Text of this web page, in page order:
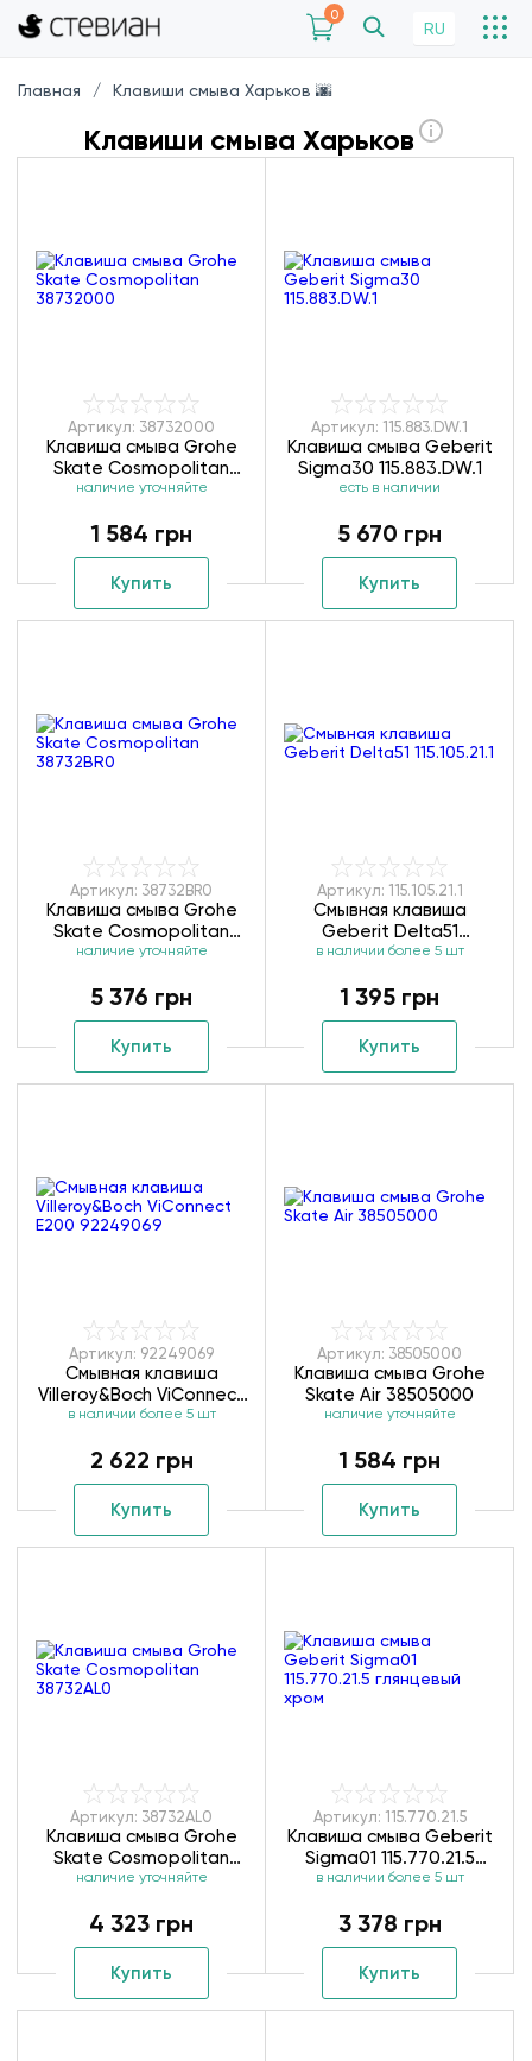
0
RU
Главная Клавиши смыва Харьков 🌆
Клавиши смыва Харьков
Артикул: 38732000
Клавиша смыва Grohe
Skate Cosmopolitan
38732000
наличие уточняйте
1 584 грн
Купить
Артикул: 115.883.DW.1
Клавиша смыва Geberit
Sigma30 115.883.DW.1
есть в наличии
5 670 грн
Купить
Артикул: 38732BR0
Клавиша смыва Grohe
Skate Cosmopolitan
38732BR0
наличие уточняйте
5 376 грн
Купить
Артикул: 115.105.21.1
Смывная клавиша
Geberit Delta51
115.105.21.1
в наличии более 5 шт
1 395 грн
Купить
Артикул: 92249069
Смывная клавиша
Villeroy&Boch ViConnect
Е200 92249069
в наличии более 5 шт
2 622 грн
Купить
Артикул: 38505000
Клавиша смыва Grohe
Skate Air 38505000
наличие уточняйте
1 584 грн
Купить
Артикул: 38732AL0
Клавиша смыва Grohe
Skate Cosmopolitan
38732AL0
наличие уточняйте
4 323 грн
Купить
Артикул: 115.770.21.5
Клавиша смыва Geberit
Sigma01 115.770.21.5
глянцевый хром
в наличии более 5 шт
3 378 грн
Купить